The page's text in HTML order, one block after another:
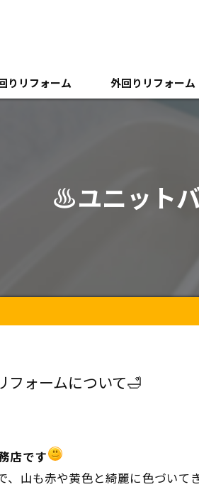
りリフォーム
チンのリフォーム
外回りリフォーム
土木・増築
♨ユニット
ォームについて🛁
店です
、山も赤や黄色と綺麗に色づいて